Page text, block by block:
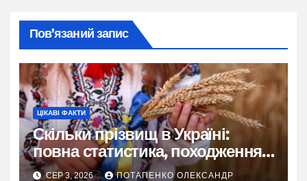
Пов’язаний запис
ЦІКАВІ ФАКТИ
Скільки прізвищ в Україні:
повна статистика, походження
та живі історії
СЕР 3, 2026 ПОТАПЕНКО ОЛЕКСАНДР